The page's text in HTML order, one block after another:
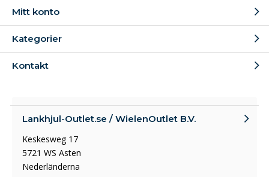
Mitt konto
Kategorier
Kontakt
Lankhjul-Outlet.se / WielenOutlet B.V.
Keskesweg 17
5721 WS Asten
Nederländerna